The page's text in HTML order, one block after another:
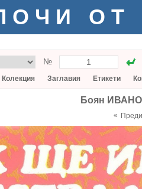
ОТ
№
Колекция Заглавия Етикети
Боян
«